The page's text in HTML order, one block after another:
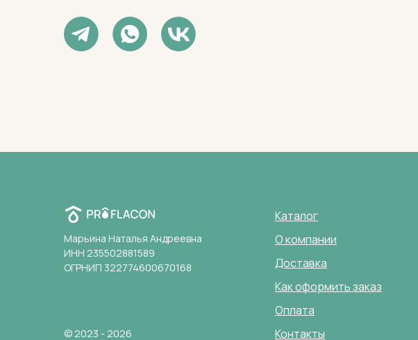
О компании
Каталог
Доставка
© 2023 - 2026
Оплата
Как оформить заказ
Контакты
Марьина Наталья Андреевна
ИНН 235502881589
ОГРНИП 322774600670168